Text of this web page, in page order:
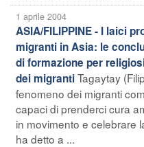
1 aprile 2004
ASIA/FILIPPINE - I laici
migranti in Asia: le
di formazione per
dei migrantiTagaytay
fenomeno dei migranti
capaci di prenderci cura
in movimento e celebrare
ha detto a ...